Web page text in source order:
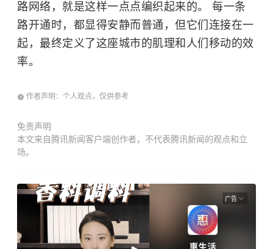
路网络，就是这样一点点编织起来的。 每一条
路开通时，都显得安静而普通，但它们连接在一
起，最终定义了这座城市的肌理和人们移动的效
率。
作者声明：个人观点，仅供参考
免责声明
本文来自腾讯新闻客户端创作者，不代表腾讯新闻的观点和立
场。
广告